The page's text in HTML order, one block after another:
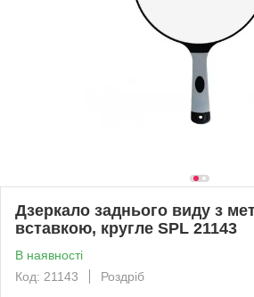
Дзеркало заднього виду з
вставкою, кругле SPL 21143
В наявності
Код: 21143
Роздріб